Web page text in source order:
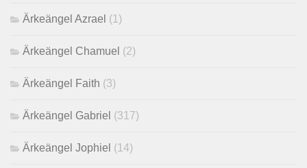
Ärkeängel Azrael (1)
Ärkeängel Chamuel (2)
Ärkeängel Faith (3)
Ärkeängel Gabriel (317)
Ärkeängel Jophiel (14)